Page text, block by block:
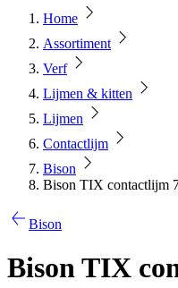
Home
Assortiment
Verf
Lijmen & kitten
Lijmen
Contactlijm
Bison
Bison TIX contactlijm
Bison
Bison TIX